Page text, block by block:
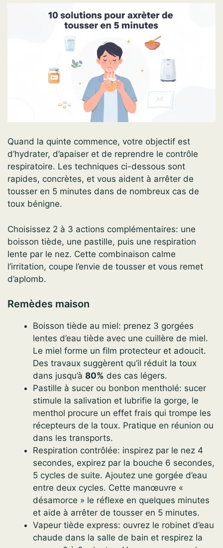
Quand la quinte commence, votre objectif est
d’hydrater, d’apaiser et de reprendre le contrôle
respiratoire. Les techniques ci-dessous sont
rapides, concrètes, et vous aident à arrêter de
tousser en 5 minutes dans de nombreux cas de
toux bénigne.
Choisissez 2 à 3 actions complémentaires: une
boisson tiède, une pastille, puis une respiration
lente par le nez. Cette combinaison calme
l’irritation, coupe l’envie de tousser et vous remet
d’aplomb.
Remèdes maison
Boisson tiède au miel: prenez 3 gorgées
lentes d’eau tiède avec une cuillère de miel.
Le miel forme un film protecteur et adoucit.
Des travaux suggèrent qu’il réduit la toux
dans jusqu’à 80% des cas légers.
Pastille à sucer ou bonbon mentholé: sucer
stimule la salivation et lubrifie la gorge, le
menthol procure un effet frais qui trompe les
récepteurs de la toux. Pratique en réunion ou
dans les transports.
Respiration contrôlée: inspirez par le nez 4
secondes, expirez par la bouche 6 secondes,
5 cycles de suite. Ajoutez une gorgée d’eau
entre deux cycles. Cette manœuvre «
désamorce » le réflexe en quelques minutes
et aide à arrêter de tousser en 5 minutes.
Vapeur tiède express: ouvrez le robinet d’eau
chaude dans la salle de bain et respirez la